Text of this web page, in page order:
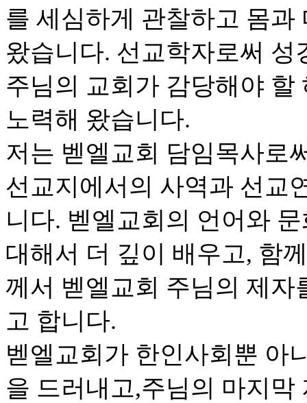
를 세심하게 관찰하고 몸
왔습니다. 선교학자로써
주님의 교회가 감당해야
노력해 왔습니다.
저는 벧엘교회 담임목사로
선교지에서의 사역과 선교
니다. 벧엘교회의 언어와
대해서 더 깊이 배우고, 함
께서 벧엘교회 주님의 제
고 합니다.
벧엘교회가 한인사회뿐 아
을 드러내고,주님의 마지